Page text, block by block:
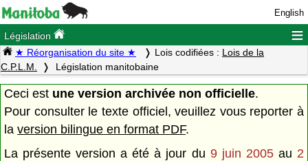
English
Législation ≡
★ Réorganisation du site ★ Lois codifiées : Lois de la
C.P.L.M.
Législation manitobaine
Ceci est une version archivée non officielle.
Pour consulter le texte officiel, veuillez vous reporter à
la version bilingue en format PDF.
La présente version a été à jour du 9 juin 2005au 2